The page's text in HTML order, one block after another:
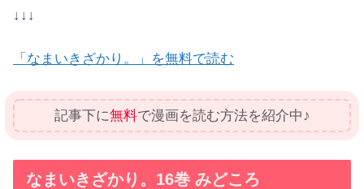
↓↓↓
「なまいきざかり。」を無料で読む
記事下に無料で漫画を読む方法を紹介中♪
なまいきざかり。16巻 みどころ